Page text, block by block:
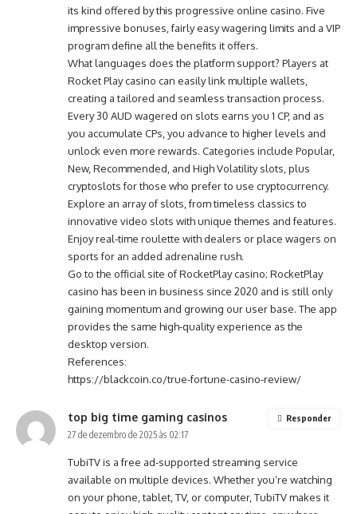
its kind offered by this progressive online casino. Five
impressive bonuses, fairly easy wagering limits and a VIP
program define all the benefits it offers.
What languages does the platform support? Players at
Rocket Play casino can easily link multiple wallets,
creating a tailored and seamless transaction process.
Every 30 AUD wagered on slots earns you 1 CP, and as
you accumulate CPs, you advance to higher levels and
unlock even more rewards. Categories include Popular,
New, Recommended, and High Volatility slots, plus
cryptoslots for those who prefer to use cryptocurrency.
Explore an array of slots, from timeless classics to
innovative video slots with unique themes and features.
Enjoy real-time roulette with dealers or place wagers on
sports for an added adrenaline rush.
Go to the official site of RocketPlay casino; RocketPlay
casino has been in business since 2020 and is still only
gaining momentum and growing our user base. The app
provides the same high-quality experience as the
desktop version.
References:
https://blackcoin.co/true-fortune-casino-review/
top big time gaming casinos
27 de dezembro de 2025 às 02:17
TubiTV is a free ad-supported streaming service
available on multiple devices. Whether you’re watching
on your phone, tablet, TV, or computer, TubiTV makes it
Responder